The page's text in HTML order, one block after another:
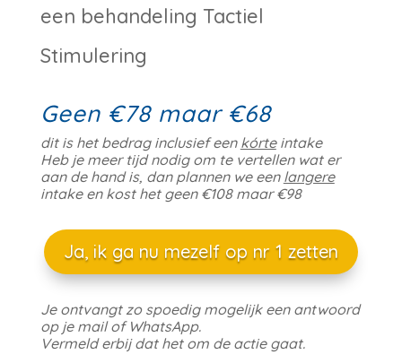
een behandeling Tactiel
Stimulering
Geen €78 maar €68
dit is het bedrag inclusief een kórteintake
Heb je meer tijd nodig om te vertellen wat er
aan de hand is, dan plannen we een langere
intake en kost het geen €108 maar €98
Ja, ik ga nu mezelf op nr 1 zetten
Je ontvangt zo spoedig mogelijk een antwoord
op je mail of WhatsApp.
Vermeld erbij dat het om de actie gaat.